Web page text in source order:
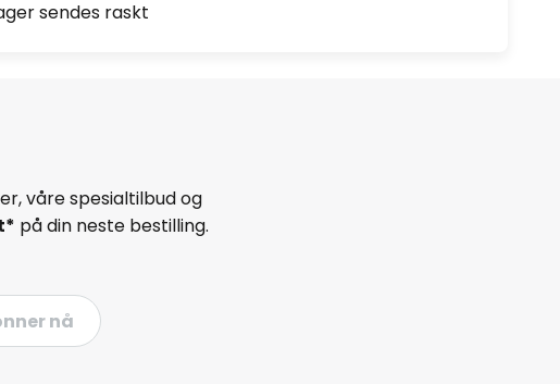
sendes raskt
våre spesialtilbud og
på din neste bestilling.
nå